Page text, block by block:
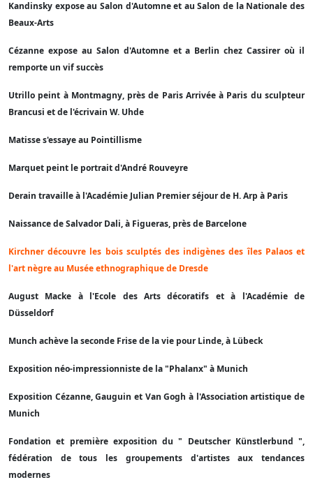
Kandinsky expose au Salon d'Automne et au Salon de la Nationale des
Beaux-Arts
Cézanne expose au Salon d'Automne et a Berlin chez Cassirer où il
remporte un vif succès
Utrillo peint à Montmagny, près de Paris Arrivée à Paris du sculpteur
Brancusi et de l'écrivain W. Uhde
Matisse s'essaye au Pointillisme
Marquet peint le portrait d'André Rouveyre
Derain travaille à l'Académie Julian Premier séjour de H. Arp à Paris
Naissance de Salvador Dali, à Figueras, près de Barcelone
Kirchner découvre les bois sculptés des indigènes des îles Palaos et
l'art nègre au Musée ethnographique de Dresde
August Macke à l'Ecole des Arts décoratifs et à l'Académie de
Düsseldorf
Munch achève la seconde Frise de la vie pour Linde, à Lübeck
Exposition néo-impressionniste de la "Phalanx" à Munich
Exposition Cézanne, Gauguin et Van Gogh à l'Association artistique de
Munich
Fondation et première exposition du " Deutscher Künstlerbund ",
fédération de tous les groupements d'artistes aux tendances
modernes